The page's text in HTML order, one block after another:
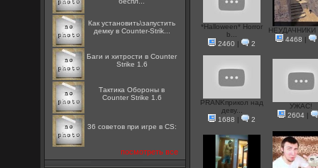
Как установить\запустить
демку в Counter-Strik...
Баги и хитрости в Counter
Strike 1.6
Тактика Обороны в
Counter Strike 1.6
36 советов при игре в CS:
посмотреть все
*Halloween* Horror
b...
2460 | 2
НЕУДАЧНИКИ
4468 |
PRANKприкол над
деву...
1688 | 2
УЖАС!
2604|